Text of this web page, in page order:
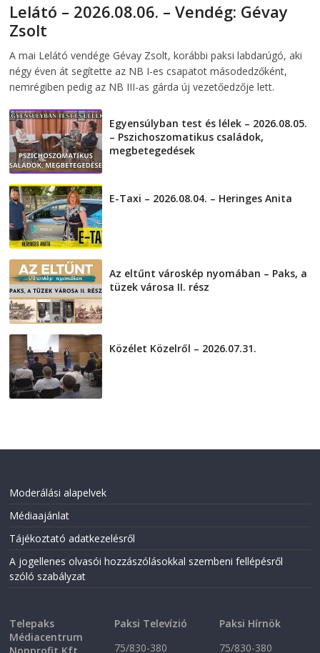
Lelátó – 2026.08.06. – Vendég: Gévay
Zsolt
A mai Lelátó vendége Gévay Zsolt, korábbi paksi labdarúgó, aki
négy éven át segítette az NB I-es csapatot másodedzőként,
nemrégiben pedig az NB III-as gárda új vezetőedzője lett.
Egyensúlyban test és lélek – 2026.08.05.
– Pszichoszomatikus családok,
megbetegedések
E-Taxi – 2026.08.04. – Heringes Anita
Az eltűnt városkép nyomában – Paks, a
tüzek városa II. rész
Közélet Közelről – 2026.07.31.
Moderálási alapelvek
Médiaajánlat
Tájékoztató adatkezelésről
A jogellenes olvasói hozzászólásokkal szembeni fellépésről
szóló szabályzat
Telepaks
Médiacentrum
Paksi Televízió
75/830-380
Paksi Hírnök
75/830-380